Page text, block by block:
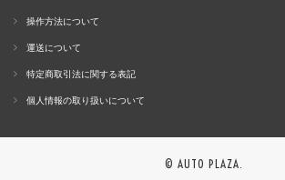
操作方法について
運送について
特定商取引法に関する表記
個人情報の取り扱いについて
© AUTO PLAZA.